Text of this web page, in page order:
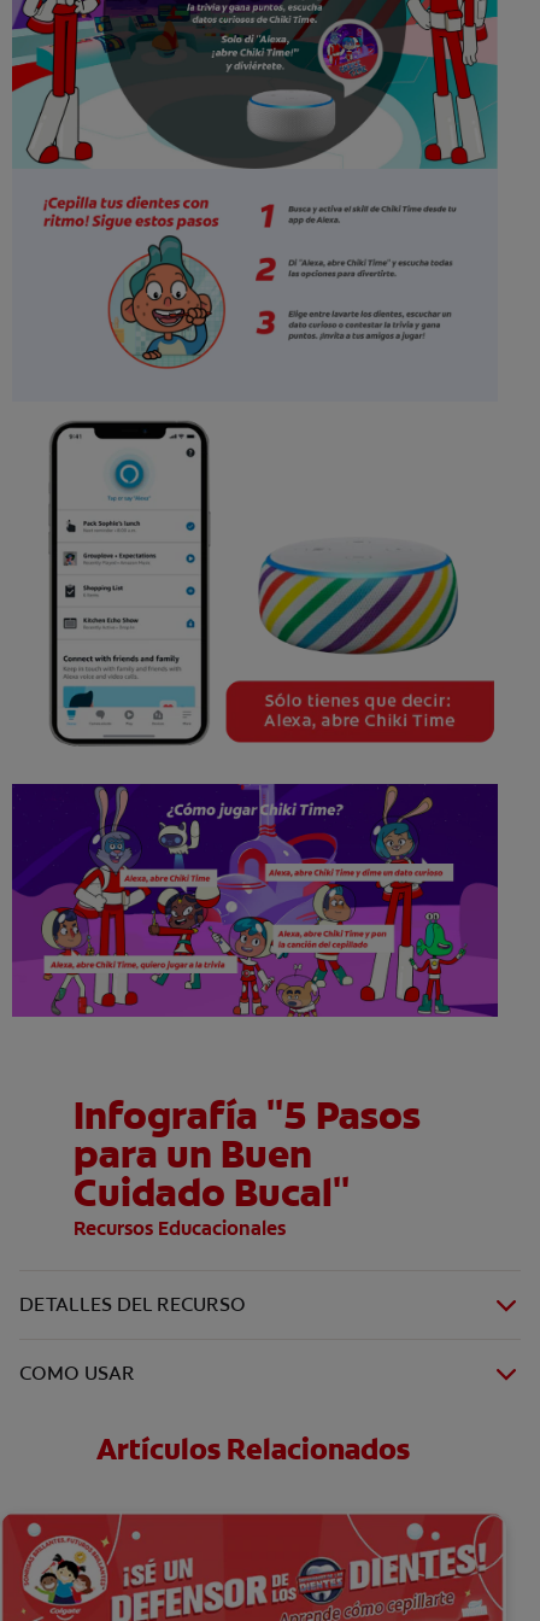
CHEQUEO DE SALUD BUCAL
SELECCIÓN DE PRODUCTOS
PARA PROFESIONALES
EC (ES)
SUSCRÍBETE
Infografía "5 Pasos
para un Buen
Cuidado Bucal"
Recursos Educacionales
DETALLES DEL RECURSO
COMO USAR
Artículos Relacionados